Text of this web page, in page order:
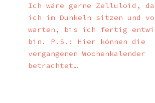
Ich wäre gerne Zelluloid,
ich im Dunkeln sitzen und
warten, bis ich fertig
bin. P.S.: Hier können die
vergangenen Wochenkalender
betrachtet…